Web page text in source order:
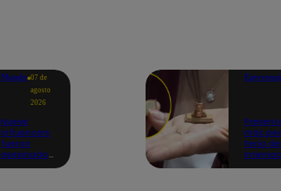
Mundo 07 de
agosto
2026
Nueve
influencers
fueron
asesinados
más
Feria del